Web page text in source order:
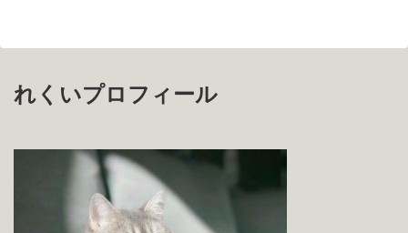
れくいプロフィール